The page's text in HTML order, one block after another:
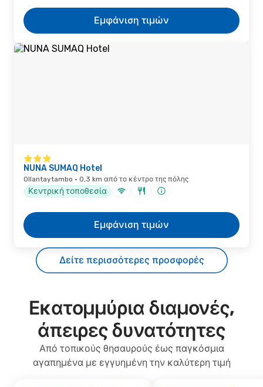
Εμφάνιση τιμών
NUNA SUMAQ Hotel
Ollantaytambo · 0,3 km από το κέντρο της πόλης
Κεντρική τοποθεσία
Εμφάνιση τιμών
Δείτε περισσότερες προσφορές
Εκατομμύρια διαμονές,
άπειρες δυνατότητες
Από τοπικούς θησαυρούς έως παγκόσμια
αγαπημένα με εγγυημένη την καλύτερη τιμή